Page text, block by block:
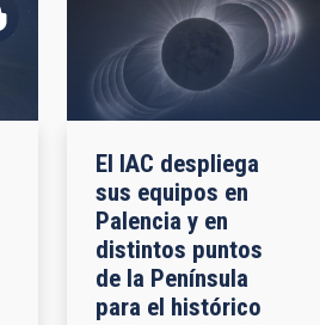
El IAC despliega
sus equipos en
Palencia y en
distintos puntos
de la Península
para el histórico